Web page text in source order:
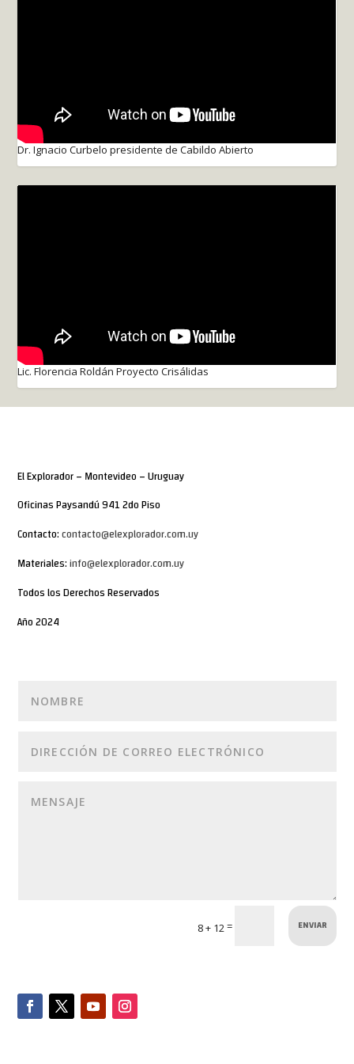
Dr. Ignacio Curbelo presidente de Cabildo Abierto
Lic. Florencia Roldán Proyecto Crisálidas
El Explorador – Montevideo – Uruguay
Oficinas Paysandú 941 2do Piso
Contacto:contacto@elexplorador.com.uy
Materiales:info@elexplorador.com.uy
Todos los Derechos Reservados
Año 2024
8 + 12 = ENVIAR